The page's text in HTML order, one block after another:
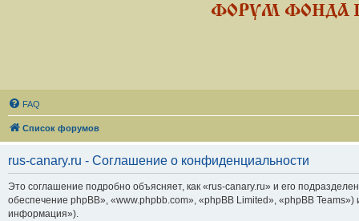
ФОРУМ ФОНДА
FAQ
Список форумов
rus-canary.ru - Соглашение о конфиденциальности
Это соглашение подробно объясняет, как «rus-canary.ru» и его
обеспечение phpBB», «www.phpbb.com», «phpBB Limited», «phpBB
информация»).